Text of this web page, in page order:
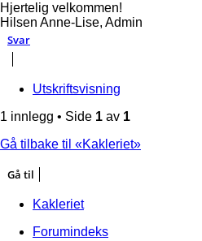
Hjertelig velkommen!
Hilsen Anne-Lise, Admin
Toppen
Svar
Utskriftsvisning
1 innlegg • Side 1 av 1
Gå tilbake til «Kakleriet»
Gå til
Kakleriet
Forumindeks